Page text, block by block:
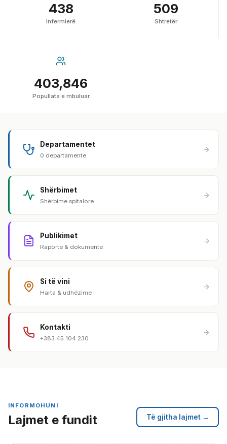
438
Infermierë
509
Shtretër
403,846
Popullata e mbuluar
Departamentet
0 departamente
Shërbimet
Shërbime spitalore
Publikimet
Raporte & dokumente
Si të vini
Harta & udhëzime
Kontakti
+383 45 104 230
INFORMOHUNI
Lajmet e fundit Të gjitha lajmet →